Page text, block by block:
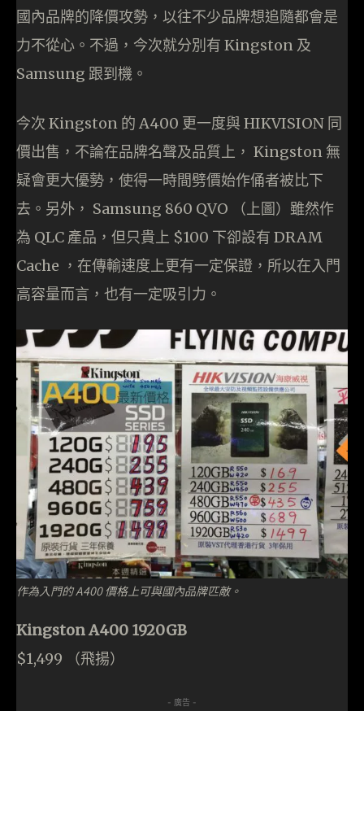
國內品牌的降價攻勢，以往不少品牌想追隨都會是
力不從心。不過，今次就分別有 Kingston 及
Samsung 跟到機。
今次 Kingston 的 A400 更一度與 HIKVISION 同
價出售，不論在品牌名聲及品質上， Kingston 無
疑會更大優勢，使得一時間劈價始作俑者被比下
去。另外， Samsung 860 QVO （上圖）雖然作
為 QLC 產品，但只貴上 $100 下卻設有 DRAM
Cache ，在傳輸速度上更有一定保證，所以在入門
高容量而言，也有一定吸引力。
作為入門的 A400 價格上可與國內品牌匹敵。
Kingston A400 1920GB
$1,499 （飛揚）
- 廣告 -